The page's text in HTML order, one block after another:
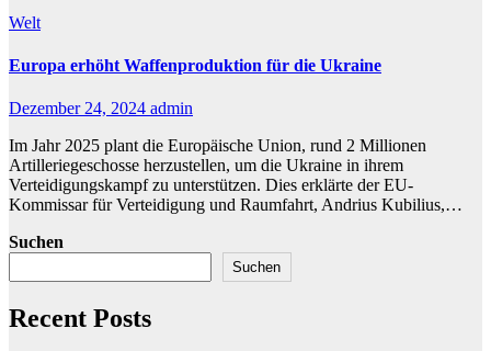
Welt
Europa erhöht Waffenproduktion für die Ukraine
Dezember 24, 2024 admin
Im Jahr 2025 plant die Europäische Union, rund 2 Millionen
Artilleriegeschosse herzustellen, um die Ukraine in ihrem
Verteidigungskampf zu unterstützen. Dies erklärte der EU-
Kommissar für Verteidigung und Raumfahrt, Andrius Kubilius,…
Suchen
Suchen
Recent Posts